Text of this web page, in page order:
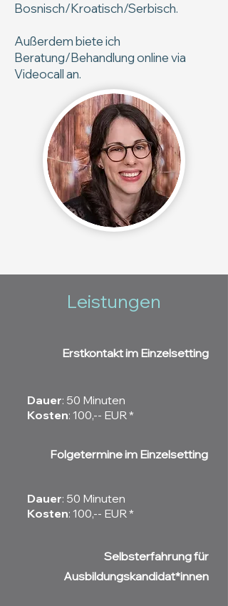
Bosnisch/Kroatisch/Serbisch.
Außerdem biete ich
Beratung/Behandlung online via
Videocall an.
Leistungen
Erstkontakt im Einzelsetting
Dauer: 50 Minuten​
Kosten: 100,-- EUR *
Folgetermine im Einzelsetting
Dauer: 50 Minuten​
Kosten: 100,-- EUR *
Selbsterfahrung für
Ausbildungskandidat*innen